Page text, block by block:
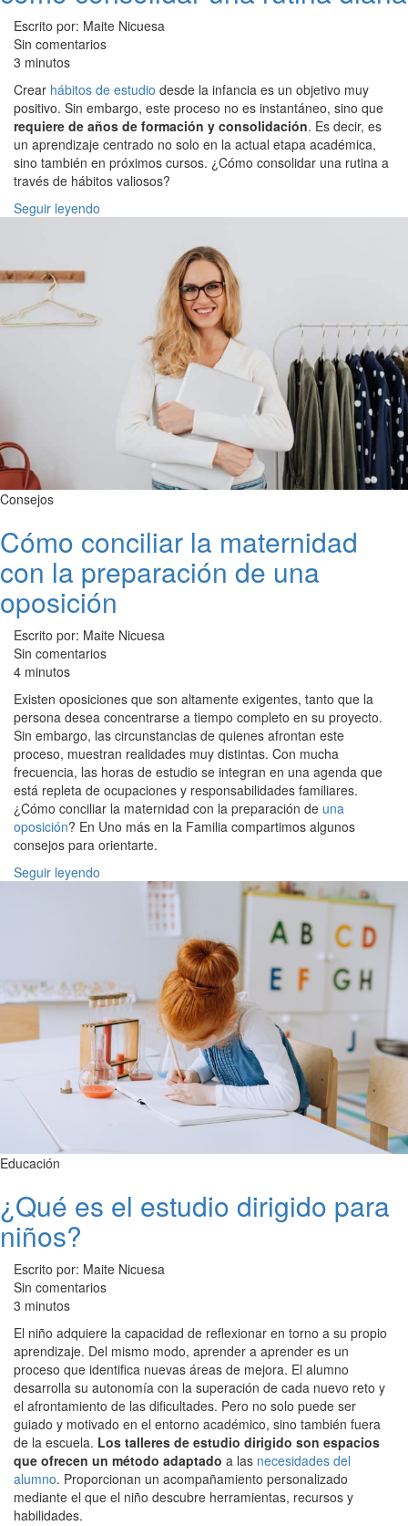
Escrito por: Maite Nicuesa
Sin comentarios
3 minutos
Crear hábitos de estudio desde la infancia es un objetivo muy
positivo. Sin embargo, este proceso no es instantáneo, sino que
requiere de años de formación y consolidación. Es decir, es
un aprendizaje centrado no solo en la actual etapa académica,
sino también en próximos cursos. ¿Cómo consolidar una rutina a
través de hábitos valiosos?
Seguir leyendo
Consejos
Cómo conciliar la maternidad
con la preparación de una
oposición
Escrito por: Maite Nicuesa
Sin comentarios
4 minutos
Existen oposiciones que son altamente exigentes, tanto que la
persona desea concentrarse a tiempo completo en su proyecto.
Sin embargo, las circunstancias de quienes afrontan este
proceso, muestran realidades muy distintas. Con mucha
frecuencia, las horas de estudio se integran en una agenda que
está repleta de ocupaciones y responsabilidades familiares.
¿Cómo conciliar la maternidad con la preparación de una
oposición? En Uno más en la Familia compartimos algunos
consejos para orientarte.
Seguir leyendo
Educación
¿Qué es el estudio dirigido para
niños?
Escrito por: Maite Nicuesa
Sin comentarios
3 minutos
El niño adquiere la capacidad de reflexionar en torno a su propio
aprendizaje. Del mismo modo, aprender a aprender es un
proceso que identifica nuevas áreas de mejora. El alumno
desarrolla su autonomía con la superación de cada nuevo reto y
el afrontamiento de las dificultades. Pero no solo puede ser
guiado y motivado en el entorno académico, sino también fuera
de la escuela. Los talleres de estudio dirigido son espacios
que ofrecen un método adaptado a las necesidades del
alumno. Proporcionan un acompañamiento personalizado
mediante el que el niño descubre herramientas, recursos y
habilidades.